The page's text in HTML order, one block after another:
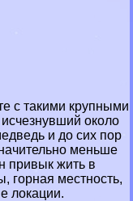
с такими крупными
около
и до сих пор
меньше
привык жить в
горная местность,
локации.